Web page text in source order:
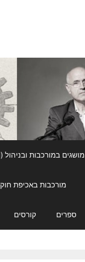
מושגים במורכבות ובניהול (WIKI)
מורכבות באכיפת חוק
ספרים קורסים